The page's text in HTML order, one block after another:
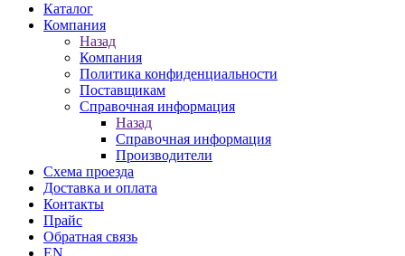
Каталог
Компания
Назад
Компания
Политика конфиденциальности
Поставщикам
Справочная информация
Назад
Справочная информация
Производители
Схема проезда
Доставка и оплата
Контакты
Прайс
Обратная связь
EN